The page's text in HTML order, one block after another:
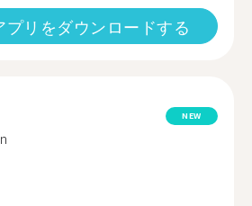
プリをダウンロードする
NEW